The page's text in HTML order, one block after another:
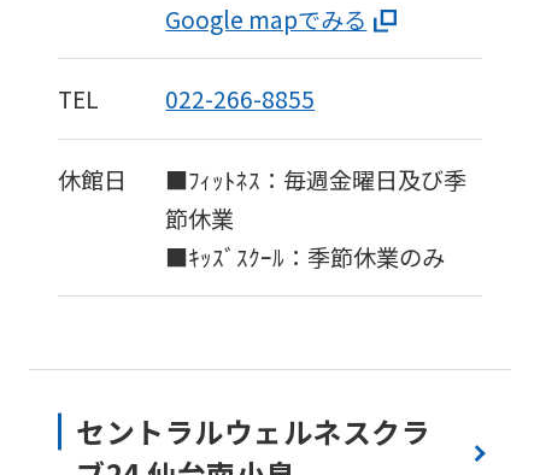
Google mapでみる
TEL 022-266-8855
休館日
■ﾌｨｯﾄﾈｽ：毎週金曜日及び季
節休業
■ｷｯｽﾞｽｸｰﾙ：季節休業のみ
セントラルウェルネスクラ